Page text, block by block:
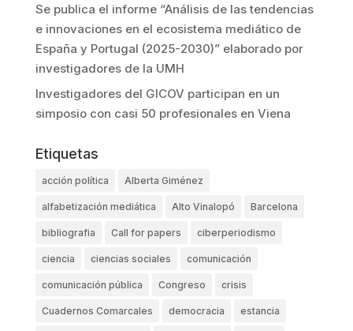
Se publica el informe “Análisis de las tendencias
e innovaciones en el ecosistema mediático de
España y Portugal (2025-2030)” elaborado por
investigadores de la UMH
Investigadores del GICOV participan en un
simposio con casi 50 profesionales en Viena
Etiquetas
acción política Alberta Giménez
alfabetización mediática Alto Vinalopó Barcelona
bibliografia Call for papers ciberperiodismo
ciencia ciencias sociales comunicación
comunicación pública Congreso crisis
Cuadernos Comarcales democracia estancia